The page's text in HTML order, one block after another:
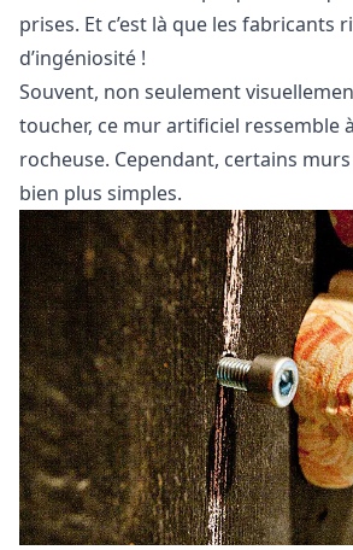
prises. Et c’est là que les fabricants
d’ingéniosité !
Souvent, non seulement
toucher, ce mur artificiel ressemble
rocheuse. Cependant, certains murs
bien plus simples.